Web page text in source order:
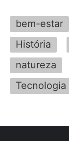
bem-estar
História
natureza
Tecnologia